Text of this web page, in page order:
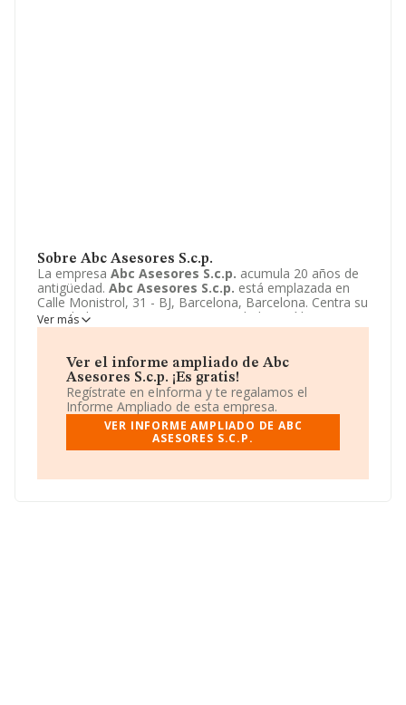
Sobre Abc Asesores S.c.p.
La empresa Abc Asesores S.c.p. acumula 20 años de
antigüedad. Abc Asesores S.c.p. está emplazada en
Calle Monistrol, 31 - BJ, Barcelona, Barcelona. Centra su
actividad CNAE como 6910 - Actividades jurídicas. La
empresaAbc Asesores S.c.p.es Sociedad civil.
Ver más
Ver el informe ampliado de Abc
Asesores S.c.p. ¡Es gratis!
Regístrate en eInforma y te regalamos el
Informe Ampliado de esta empresa.
VER INFORME AMPLIADO DE ABC
ASESORES S.C.P.